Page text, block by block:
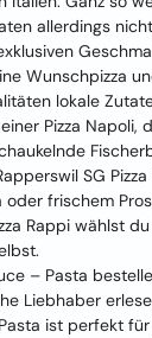
allerdings
Wunschpizza
lokale
Pizza Napoli,
SG
oder frischem
Rappi wählst
– Pasta
Liebhaber
ist perfekt